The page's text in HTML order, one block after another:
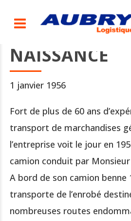
NAISSANCE
1 janvier 1956
Fort de plus de 60 ans
transport de marchandises
l’entreprise voit le jour en
camion conduit par Monsieur
A bord de son camion benne
transporte de l’enrobé
nombreuses routes